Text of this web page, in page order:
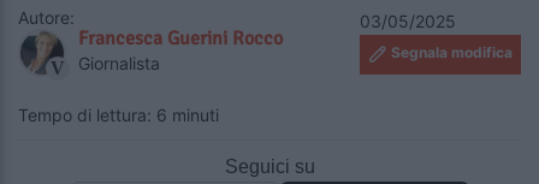
Autore:
Francesca Guerini Rocco
Giornalista
03/05/2025
Segnala modifica
Tempo di lettura: 6 minuti
Seguici su